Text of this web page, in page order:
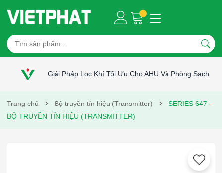
Giải Pháp Lọc Khí Tối Ưu Cho AHU Và Phòng Sạch
Trang chủ Bộ truyền tín hiệu (Transmitter)
SERIES 647 –
BỘ TRUYỀN TÍN HIỆU (TRANSMITTER)